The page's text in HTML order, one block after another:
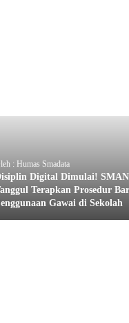
: Humas Smadata
Digital Dimulai!
Terapkan Prosedur
Gawai di Sekolah